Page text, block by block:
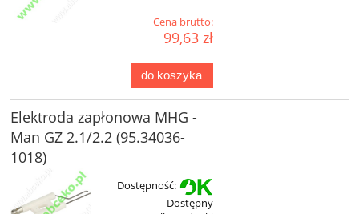
Cena brutto:
99,63 zł
do koszyka
Elektroda zapłonowa MHG -
Man GZ 2.1/2.2 (95.34036-
1018)
Dostępność:
Dostępny